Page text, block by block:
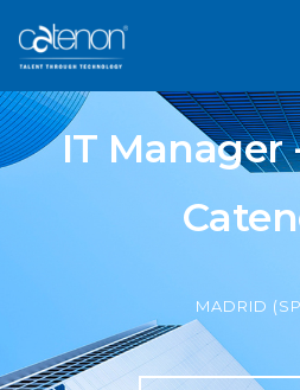
IT Manager
MADRID